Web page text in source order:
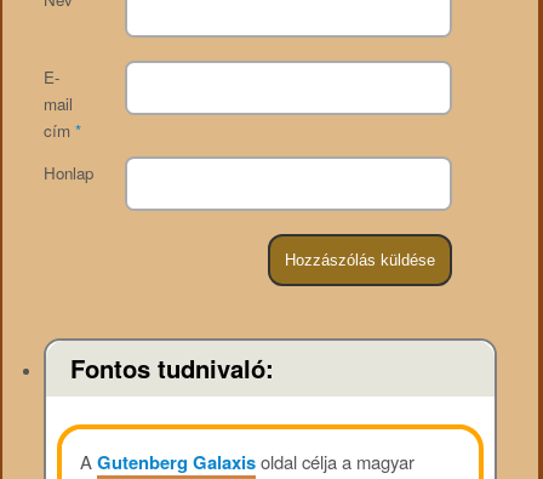
E-
mail
cím *
Honlap
Fontos tudnivaló:
AGutenberg Galaxisoldal célja a magyar